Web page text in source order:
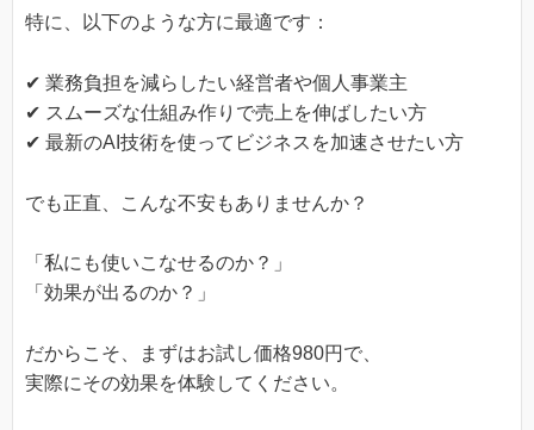
特に、以下のような方に最適です：
✔ 業務負担を減らしたい経営者や個人事業主
✔ スムーズな仕組み作りで売上を伸ばしたい方
✔ 最新のAI技術を使ってビジネスを加速させたい方
でも正直、こんな不安もありませんか？
「私にも使いこなせるのか？」
「効果が出るのか？」
だからこそ、まずはお試し価格980円で、
実際にその効果を体験してください。